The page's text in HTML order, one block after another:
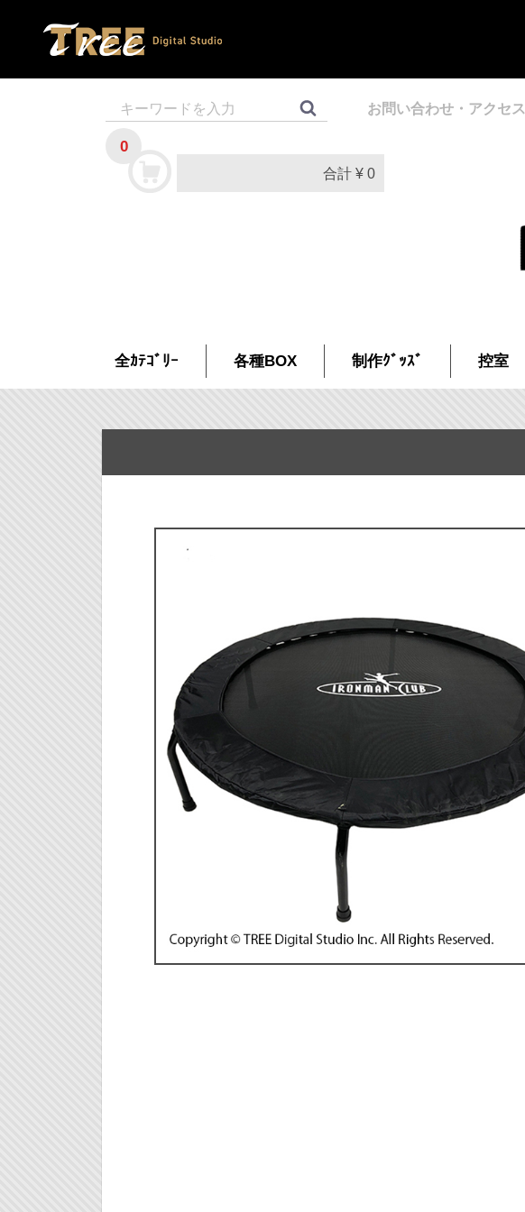
お問い合わせ・アクセス
0
合計 ¥ 0
全ｶﾃｺﾞﾘｰ 各種BOX 制作ｸﾞｯｽﾞ 控室